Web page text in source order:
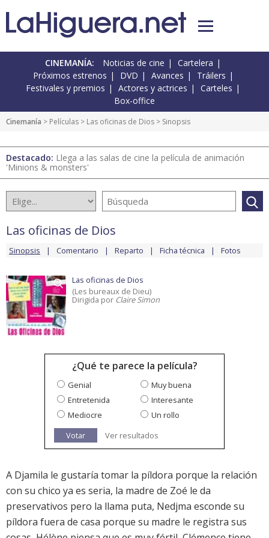
CINEMANÍA: Noticias de cine
Cartelera
Próximos estrenos
DVD Avances
Tráilers
Festivales y premios
Actores y actrices
Carteles
Box-office
Cinemanía > Películas > Las oficinas de Dios > Sinopsis
Destacado: Llega a las salas de cine la película de animación
'Minions & monsters'
Las oficinas de Dios
Sinopsis Comentario Reparto Ficha técnica Fotos
Las oficinas de Dios
(Les bureaux de Dieu)
Dirigida por Claire Simon
¿Qué te parece la película?
Genial
Muy buena
Entretenida
Interesante
Mediocre
Un rollo
Votar
Ver resultados
A Djamila le gustaría tomar la píldora porque la relación
con su chico ya es seria, la madre de Zoé le da
preservativos pero la llama puta, Nedjma esconde su
píldora fuera de casa porque su madre le registra sus